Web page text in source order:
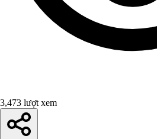
3,473 lượt xem